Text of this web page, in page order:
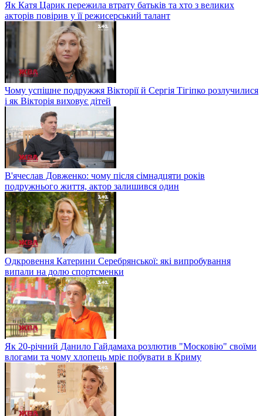
Як Катя Царик пережила втрату батьків та хто з великих
акторів повірив у її режисерський талант
Чому успішне подружжя Вікторії й Сергія Тігіпко розлучилися
і як Вікторія виховує дітей
В'ячеслав Довженко: чому після сімнадцяти років
подружнього життя, актор залишився один
Одкровення Катерини Серебрянської: які випробування
випали на долю спортсменки
Як 20-річний Данило Гайдамаха розлютив "Московію" своїми
влогами та чому хлопець мріє побувати в Криму